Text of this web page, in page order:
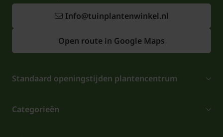
Info@tuinplantenwinkel.nl
Open route in Google Maps
Standaard openingstijden plantencentrum
Categorieën